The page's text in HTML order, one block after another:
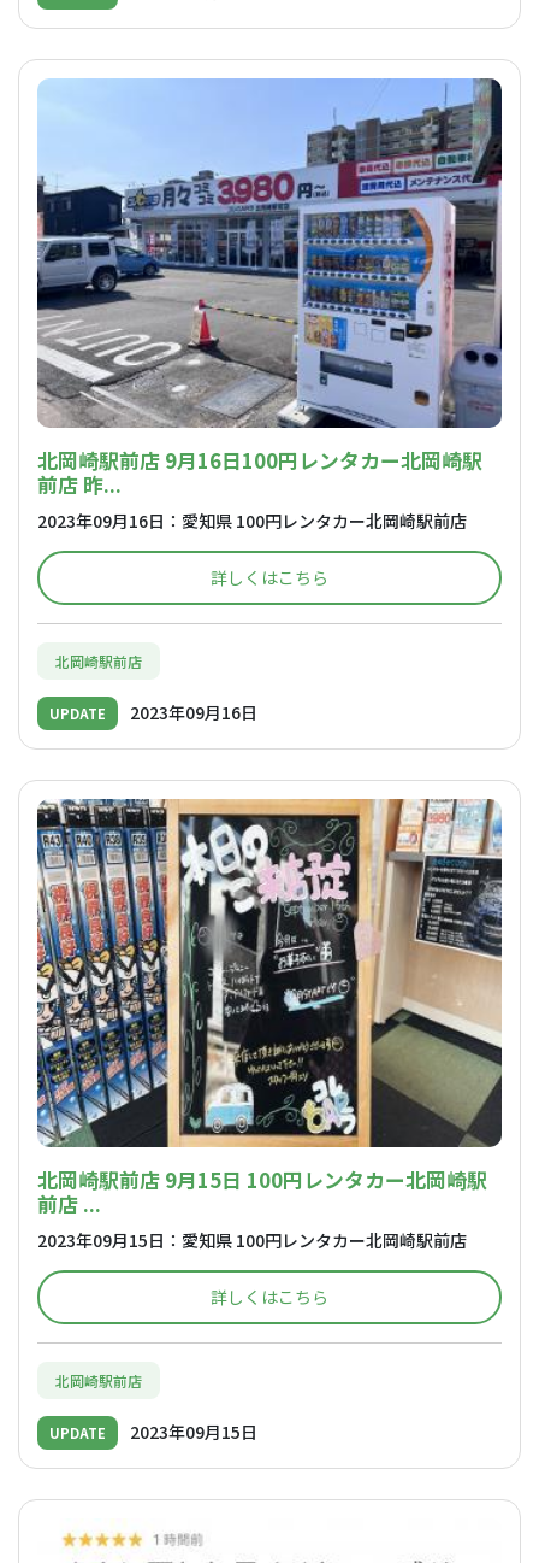
北岡崎駅前店 9月16日100円レンタカー北岡崎駅
前店 昨...
2023年09月16日：愛知県 100円レンタカー北岡崎駅前店
詳しくはこちら
北岡崎駅前店
UPDATE 2023年09月16日
北岡崎駅前店 9月15日 100円レンタカー北岡崎駅
前店 ...
2023年09月15日：愛知県 100円レンタカー北岡崎駅前店
詳しくはこちら
北岡崎駅前店
UPDATE 2023年09月15日